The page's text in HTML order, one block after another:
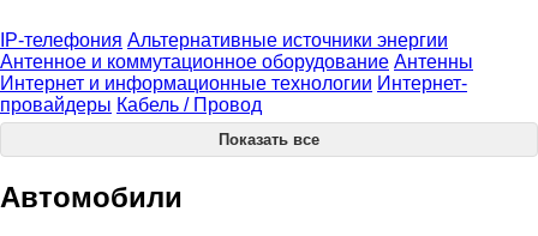
IP-телефония Альтернативные источники энергии
Антенное и коммутационное оборудование Антенны
Интернет и информационные технологии Интернет-
провайдеры Кабель / Провод
Показать все
Автомобили